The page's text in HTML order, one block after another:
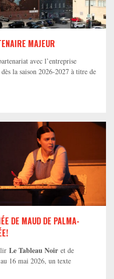
MAJEUR
avec l’entreprise
la saison 2026-2027 à titre de
DE MAUD DE PALMA-
Le Tableau Noir et de
16 mai 2026, un texte